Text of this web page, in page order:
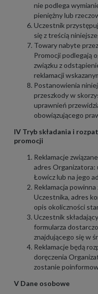
nie podlega
pieniężny lub
Uczestnik
się z treścią
Towary nabyte
Promocji podlegają
związku z
reklamacji
Postanowienia
przeszkody w
uprawnień
obowiązującego
IV Tryb składania i
promocji
Reklamacje
adres Organizatora:
Łowicz lub na jego
Reklamacja
Uczestnika, adres
opis okoliczności
Uczestnik
formularza
znajdującego się w
Reklamacje będą
doręczenia
zostanie
V Dane osobowe